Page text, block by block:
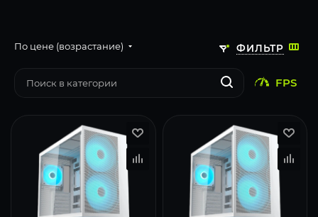
ФИЛЬТР
По цене (возрастание)
FPS